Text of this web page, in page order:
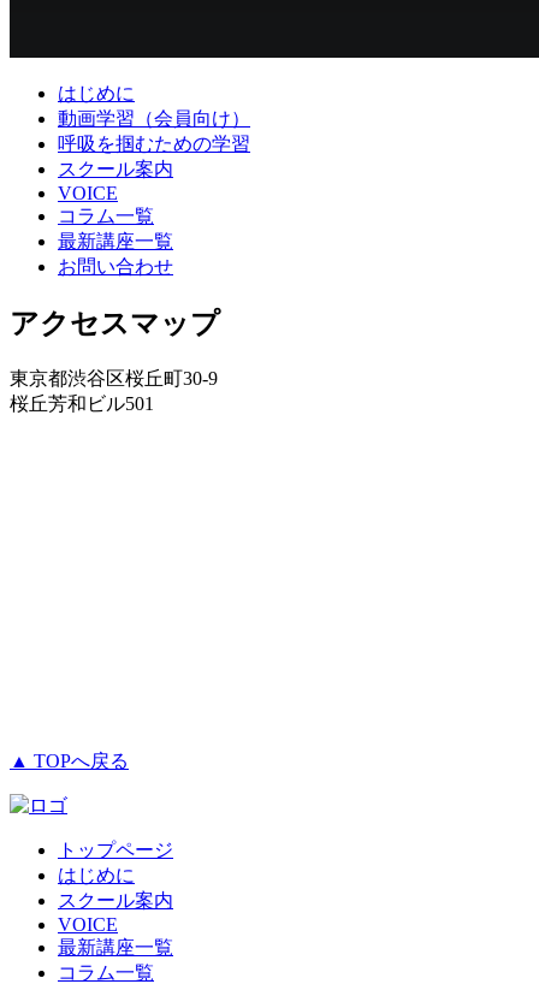
はじめに
動画学習（会員向け）
呼吸を掴むための学習
スクール案内
VOICE
コラム一覧
最新講座一覧
お問い合わせ
アクセスマップ
東京都渋谷区桜丘町30-9
桜丘芳和ビル501
▲ TOPへ戻る
トップページ
はじめに
スクール案内
VOICE
最新講座一覧
コラム一覧